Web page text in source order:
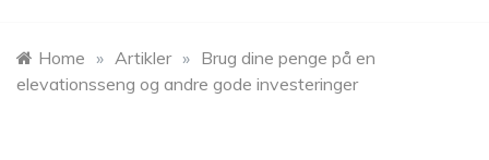
Home » Artikler » Brug dine penge på en
elevationsseng og andre gode investeringer